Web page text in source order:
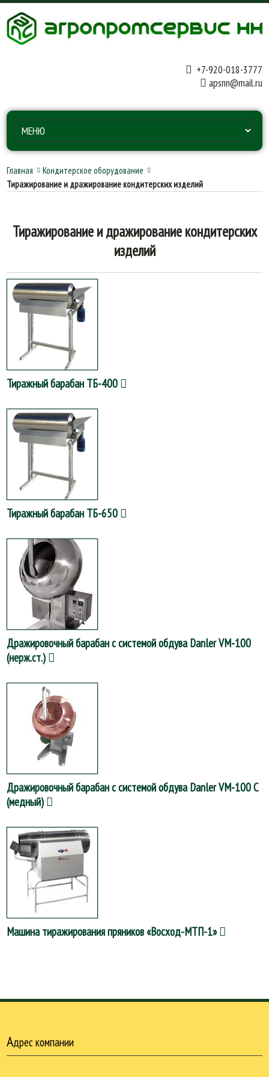
+7-920-018-3777
apsnn@mail.ru
Главная
Кондитерское оборудование
Тиражирование и дражирование кондитерских изделий
Тиражирование и дражирование кондитерских
изделий
Тиражный барабан ТБ-400
Тиражный барабан ТБ-650
Дражировочный барабан с системой обдува Danler VM-100
(нерж.ст.)
Дражировочный барабан с системой обдува Danler VM-100 С
(медный)
Машина тиражирования пряников «Восход-МТП-1»
Адрес компании